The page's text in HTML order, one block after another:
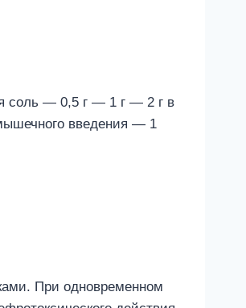
соль — 0,5 г — 1 г — 2 г в
введения — 1
При одновременном